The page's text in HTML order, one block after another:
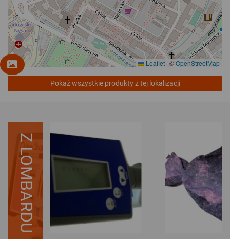
Leaflet | ©OpenStreetMap
Pokaż wszystkie produkty z tej lokalizacji
Z LOMBARDU